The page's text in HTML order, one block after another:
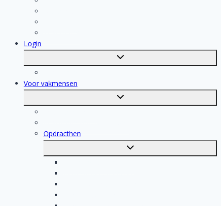
Login
Toggle
Voor vakmensen
Toggle
Opdracthen
Toggle